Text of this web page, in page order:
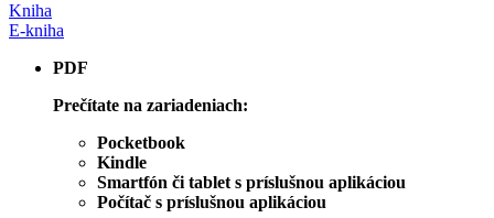
Kniha
E-kniha
PDF
Prečítate na zariadeniach:
Pocketbook
Kindle
Smartfón či tablet s príslušnou aplikáciou
Počítač s príslušnou aplikáciou